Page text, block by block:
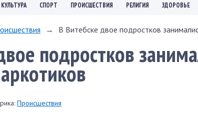
КУЛЬТУРА СПОРТ ПРОИСШЕСТВИЯ РЕЛИГИЯ ЗДОРОВЬЕ
→ В Витебске двое подростков
подростков
Происшествия